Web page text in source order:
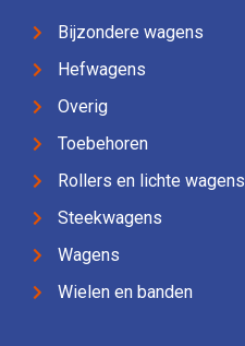
Bijzondere wagens
Hefwagens
Overig
Toebehoren
Rollers en lichte wagens
Steekwagens
Wagens
Wielen en banden